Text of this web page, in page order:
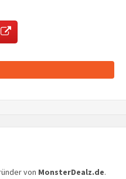
von MonsterDealz.de.